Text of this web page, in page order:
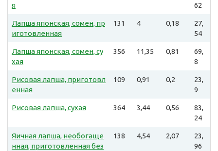
я
62
Лапша японская, сомен, пр
иготовленная
131 4 0,18
27,
54
Лапша японская, сомен, су
хая
356 11,35 0,81
69,
8
Рисовая лапша, приготовл
енная
109 0,91 0,2
23,
9
Рисовая лапша, сухая 364 3,44 0,56
83,
24
Яичная лапша, необогаще
нная, приготовленная без
138 4,54 2,07
23,
96